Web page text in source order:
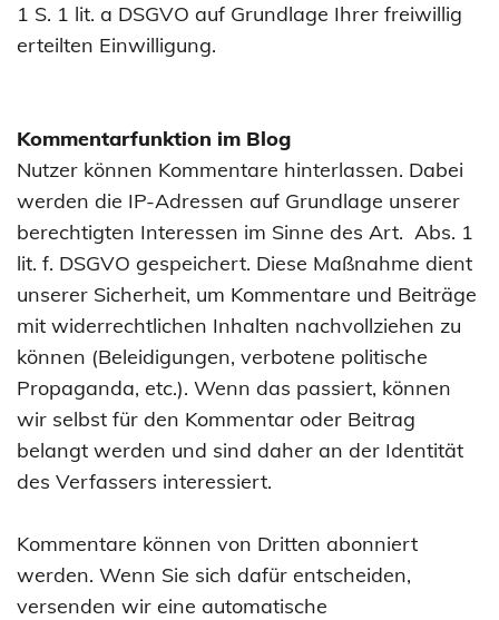
1 S. 1 lit. a DSGVO auf Grundlage Ihrer freiwillig
erteilten Einwilligung.
Kommentarfunktion im Blog
Nutzer können Kommentare hinterlassen. Dabei
werden die IP-Adressen auf Grundlage unserer
berechtigten Interessen im Sinne des Art. Abs. 1
lit. f. DSGVO gespeichert. Diese Maßnahme dient
unserer Sicherheit, um Kommentare und Beiträge
mit widerrechtlichen Inhalten nachvollziehen zu
können (Beleidigungen, verbotene politische
Propaganda, etc.). Wenn das passiert, können
wir selbst für den Kommentar oder Beitrag
belangt werden und sind daher an der Identität
des Verfassers interessiert.
Kommentare können von Dritten abonniert
werden. Wenn Sie sich dafür entscheiden,
versenden wir eine automatische